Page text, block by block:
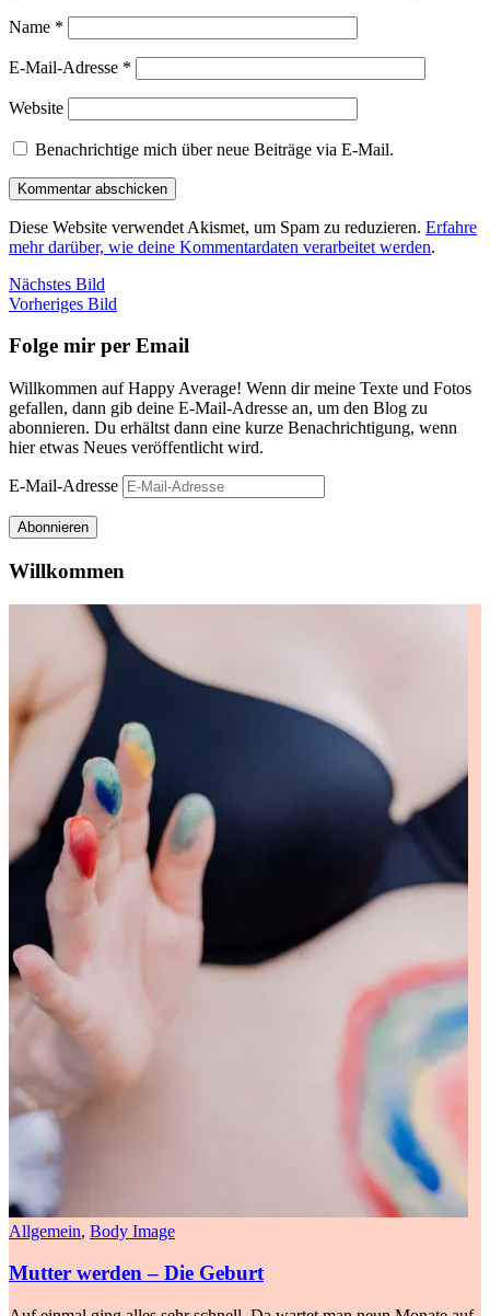
Name *
E-Mail-Adresse *
Website
Benachrichtige mich über neue Beiträge via E-Mail.
Diese Website verwendet Akismet, um Spam zu reduzieren. Erfahre
mehr darüber, wie deine Kommentardaten verarbeitet werden.
Nächstes Bild
Vorheriges Bild
Folge mir per Email
Willkommen auf Happy Average! Wenn dir meine Texte und Fotos
gefallen, dann gib deine E-Mail-Adresse an, um den Blog zu
abonnieren. Du erhältst dann eine kurze Benachrichtigung, wenn
hier etwas Neues veröffentlicht wird.
E-Mail-Adresse
Abonnieren
Willkommen
Allgemein, Body Image
Mutter werden – Die Geburt